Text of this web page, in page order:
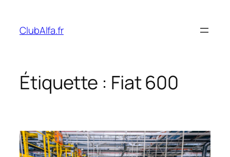
contenu
ClubAlfa.fr
Étiquette : Fiat 600